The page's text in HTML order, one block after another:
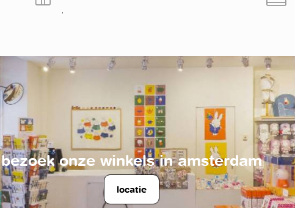
.
bezoek onze winkels in amsterdam
locatie